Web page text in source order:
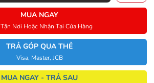
MUA NGAY
Nơi Hoặc Nhận Tại Cửa Hàng
TRẢ GÓP QUA THẺ
Visa, Master, JCB
MUA NGAY - TRẢ SAU